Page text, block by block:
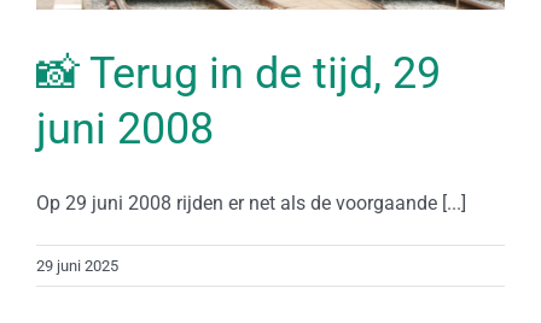
📸 Terug in de tijd, 29
juni 2008
Op 29 juni 2008 rijden er net als de voorgaande [...]
29 juni 2025